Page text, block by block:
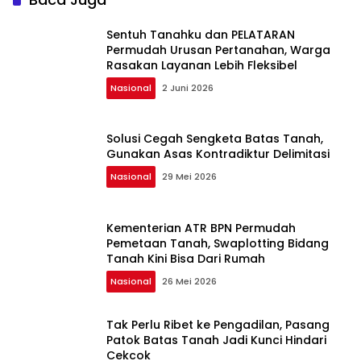
Sentuh Tanahku dan PELATARAN
Permudah Urusan Pertanahan, Warga
Rasakan Layanan Lebih Fleksibel
Nasional 2 Juni 2026
Solusi Cegah Sengketa Batas Tanah,
Gunakan Asas Kontradiktur Delimitasi
Nasional 29 Mei 2026
Kementerian ATR BPN Permudah
Pemetaan Tanah, Swaplotting Bidang
Tanah Kini Bisa Dari Rumah
Nasional 26 Mei 2026
Tak Perlu Ribet ke Pengadilan, Pasang
Patok Batas Tanah Jadi Kunci Hindari
Cekcok